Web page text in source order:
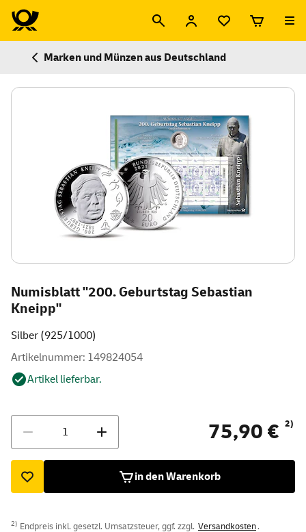
Marken und Münzen aus Deutschland
Numisblatt "200. Geburtstag Sebastian
Kneipp"
Silber (925/1000)
Artikelnummer: 149824054
Artikel lieferbar.
75,90 € 2)
in den Warenkorb
2) Endpreis inkl. gesetzl. Umsatzsteuer, ggf. zzgl. Versandkosten.